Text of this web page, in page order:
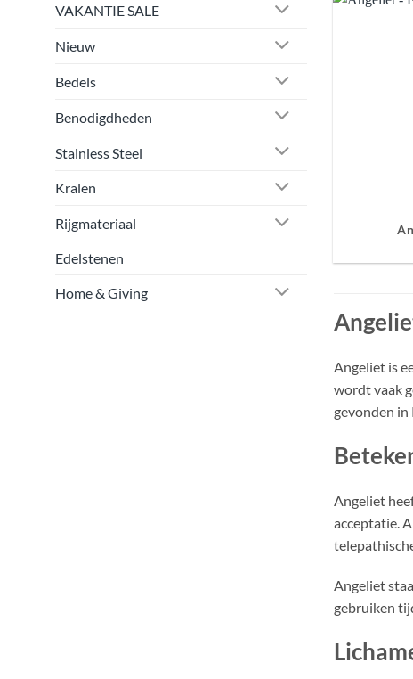
VAKANTIE SALE
Nieuw
Bedels
Benodigdheden
Stainless Steel
Kralen
Rijgmateriaal
Edelstenen
Home & Giving
Angeliet is
wordt vaak
gevonden in
Angeliet
acceptatie.
Angeliet
gebruiken